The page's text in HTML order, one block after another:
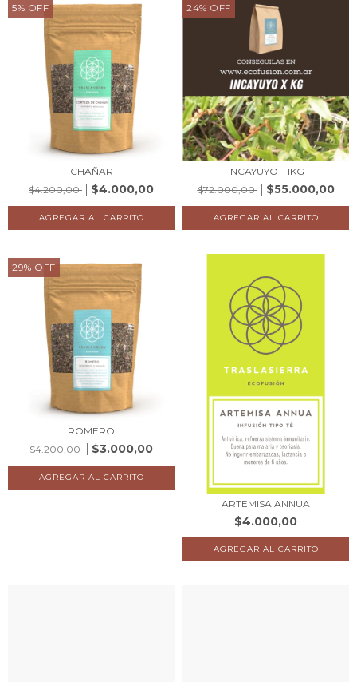
5% OFF
CHAÑAR
$4.200,00
$4.000,00
24% OFF
INCAYUYO - 1KG
$72.000,00
$55.000,00
29% OFF
ROMERO
$4.200,00
$3.000,00
ARTEMISA ANNUA
$4.000,00